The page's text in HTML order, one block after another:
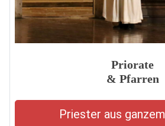
Priorate
& Pfarren
Priester aus